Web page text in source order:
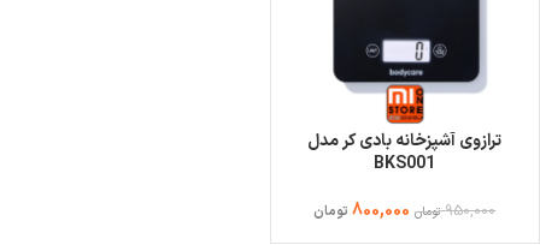
ترازوی آشپزخانه بادی کر مدل
BKS001
950,000 تومان 800,000 تومان